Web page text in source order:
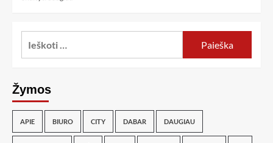
Žymos
APIE BIURO CITY DABAR DAUGIAU